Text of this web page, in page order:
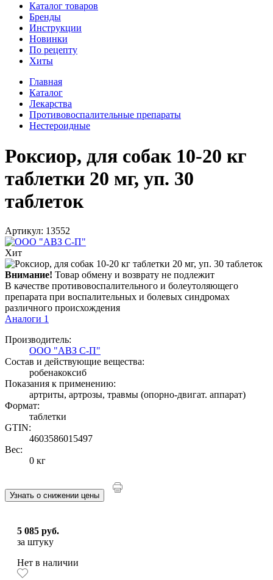
Каталог товаров
Бренды
Инструкции
Новинки
По рецепту
Хиты
Главная
Каталог
Лекарства
Противовоспалительные препараты
Нестероидные
Роксиор, для собак 10-20 кг
таблетки 20 мг, уп. 30
таблеток
Артикул: 13552
Хит
Внимание! Товар обмену и возврату не подлежит
В качестве противовоспалительного и болеутоляющего
препарата при воспалительных и болевых синдромах
различного происхождения
Аналоги 1
Производитель:
ООО "АВЗ С-П"
Состав и действующие вещества:
робенакоксиб
Показания к применению:
артриты, артрозы, травмы (опорно-двигат. аппарат)
Формат:
таблетки
GTIN:
4603586015497
Вес:
0 кг
Узнать о снижении цены
5 085 руб.
за штуку
Нет в наличии